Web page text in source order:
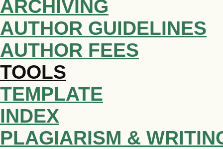
ARCHIVING
AUTHOR GUIDELINES
AUTHOR FEES
TOOLS
TEMPLATE
INDEX
PLAGIARISM &